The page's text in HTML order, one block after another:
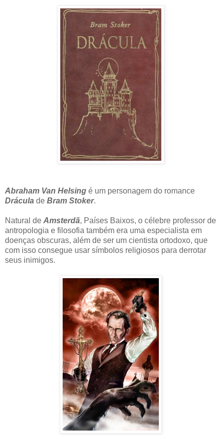
Abraham Van Helsing é um personagem do romance
Drácula de Bram Stoker.
Natural de Amsterdã, Países Baixos, o célebre professor de
antropologia e filosofia também era uma especialista em
doenças obscuras, além de ser um cientista ortodoxo, que
com isso consegue usar símbolos religiosos para derrotar
seus inimigos.